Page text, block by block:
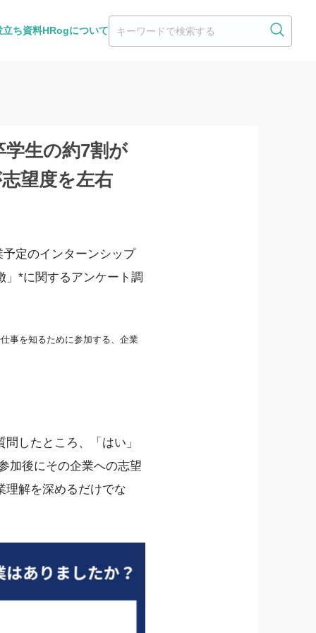
立ち資料HRogについて
生の約7割が
望度を左右
定のインターンシップ
」*に関するアンケート調
事を知るために参加する、企業
したところ、「はい」
加後にその企業への志望
理解を深めるだけでな